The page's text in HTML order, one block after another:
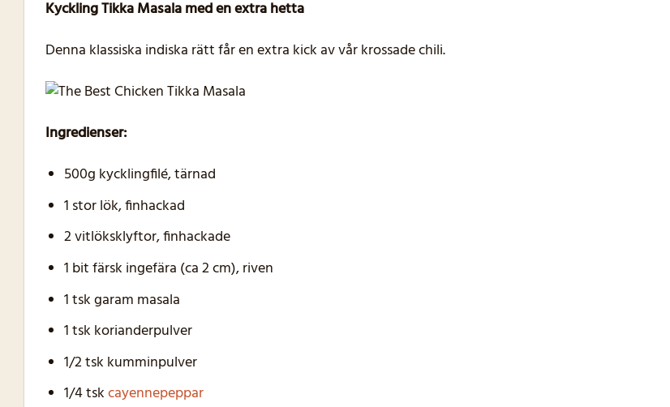
Kyckling Tikka Masala med en extra hetta
Denna klassiska indiska rätt får en extra kick av vår krossade chili.
Ingredienser:
500g kycklingfilé, tärnad
1 stor lök, finhackad
2 vitlöksklyftor, finhackade
1 bit färsk ingefära (ca 2 cm), riven
1 tsk garam masala
1 tsk korianderpulver
1/2 tsk kumminpulver
1/4 tskcayennepeppar